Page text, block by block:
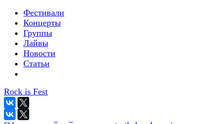
Фестивали
Концерты
Группы
Лайвы
Новости
Статьи
Rock is Fest